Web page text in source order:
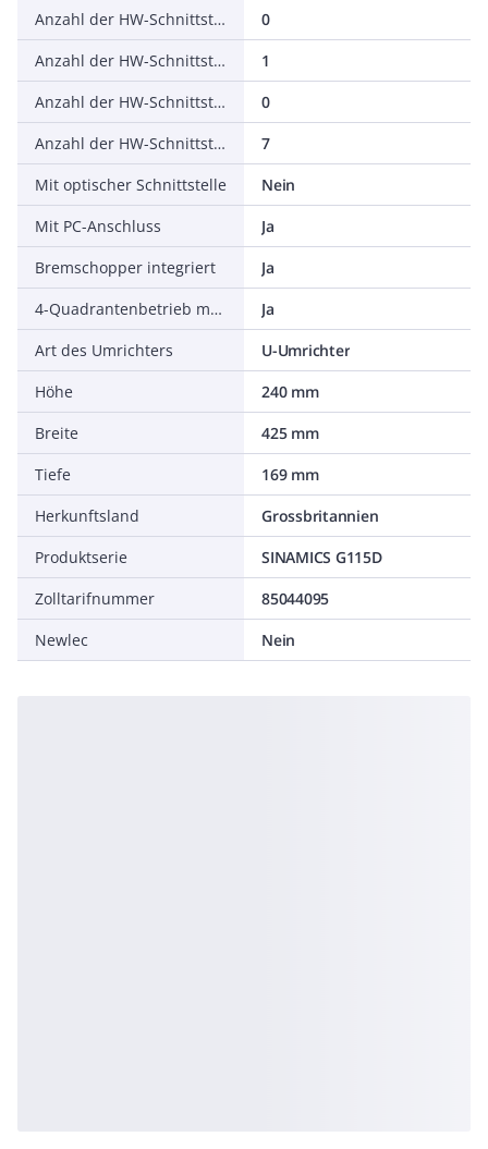
Anzahl der HW-Schnittstellen seriell TTY
0
Anzahl der HW-Schnittstellen USB
1
Anzahl der HW-Schnittstellen parallel
0
Anzahl der HW-Schnittstellen sonstige
7
Mit optischer Schnittstelle
Nein
Mit PC-Anschluss
Ja
Bremschopper integriert
Ja
4-Quadrantenbetrieb möglich
Ja
Art des Umrichters
U-Umrichter
Höhe
240 mm
Breite
425 mm
Tiefe
169 mm
Herkunftsland
Grossbritannien
Produktserie
SINAMICS G115D
Zolltarifnummer
85044095
Newlec
Nein